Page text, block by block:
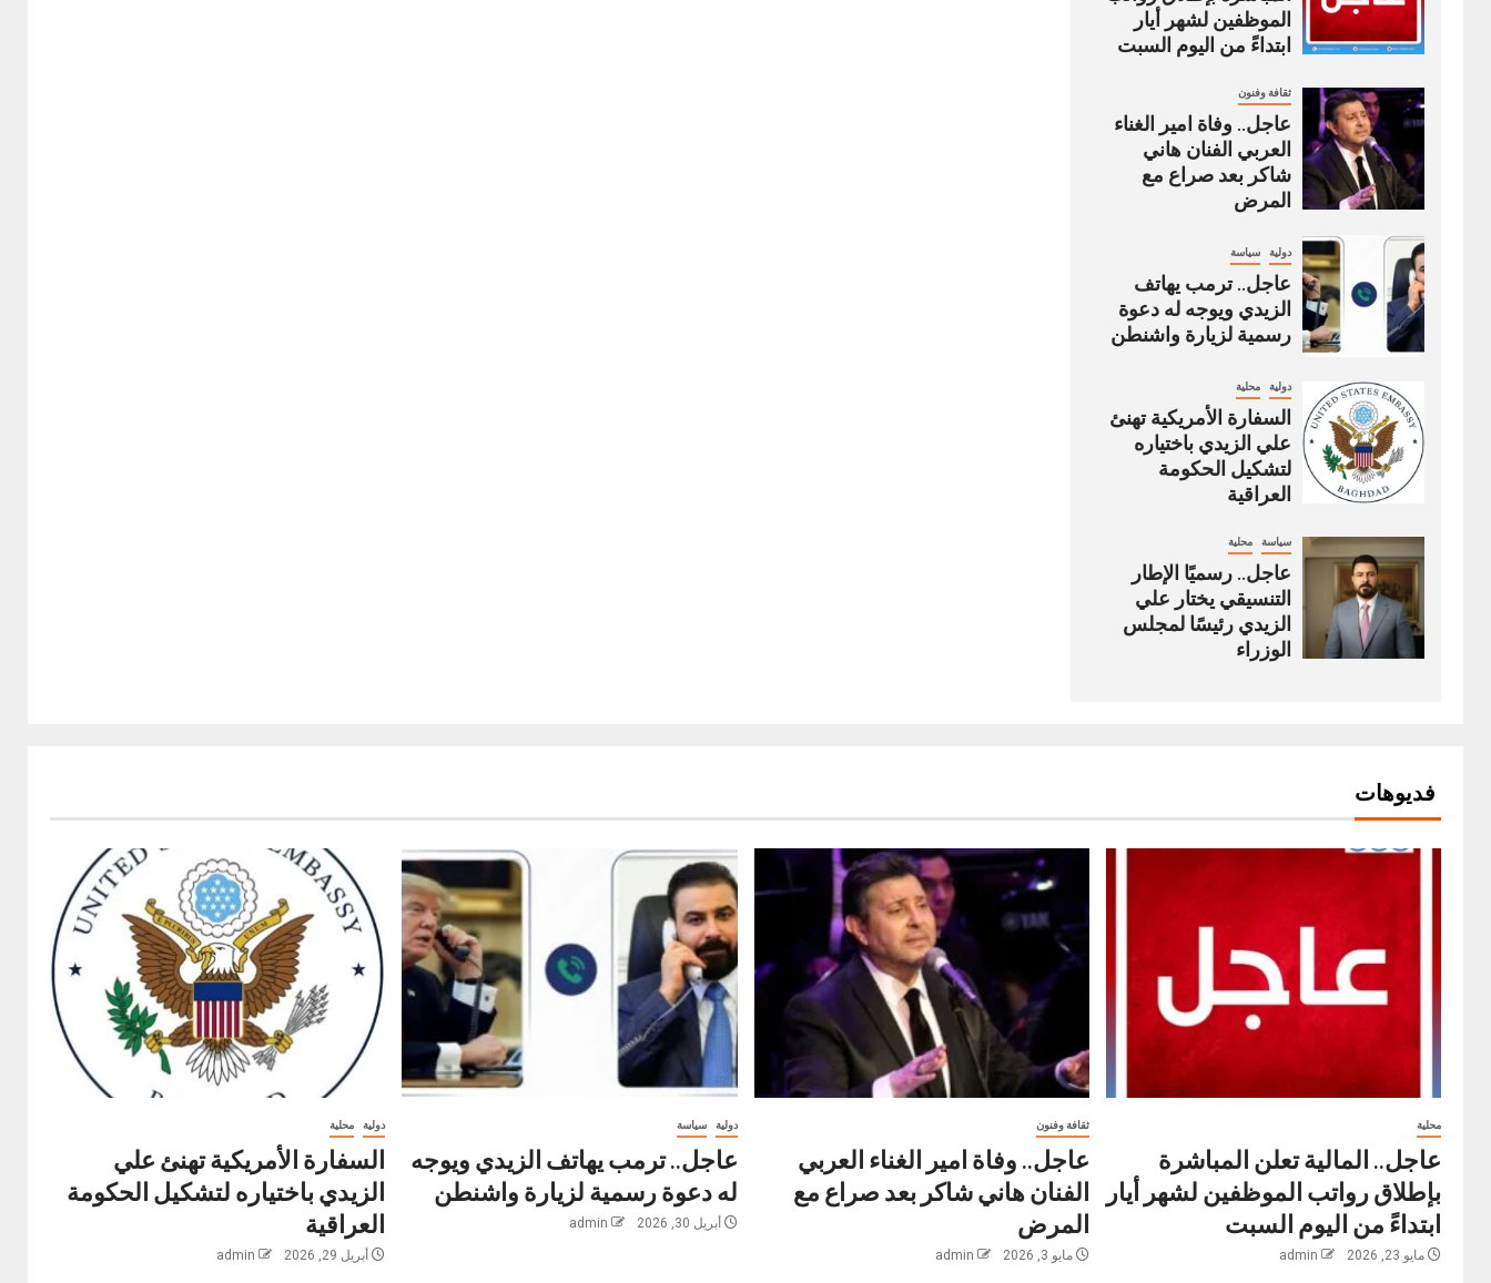
‏الموظفين لشهر أيار
ابتداءً من اليوم السبت
ثقافة وفنون
عاجل.. وفاة امير الغناء
العربي الفنان هاني
شاكر بعد صراع مع
المرض
دولية سياسة
عاجل.. ترمب يهاتف
الزيدي ويوجه له دعوة
رسمية لزيارة واشنطن
دولية محلية
السفارة الأمريكية تهنئ
علي الزيدي باختياره
لتشكيل الحكومة
العراقية
سياسة محلية
عاجل.. رسميًا الإطار
التنسيقي يختار علي
الزيدي رئيسًا لمجلس
الوزراء
فديوهات
محلية
عاجل.. المالية تعلن المباشرة
بإطلاق رواتب ‏الموظفين لشهر أيار
ابتداءً من اليوم السبت
مايو 23, 2026 admin
ثقافة وفنون
عاجل.. وفاة امير الغناء العربي
الفنان هاني شاكر بعد صراع مع
المرض
مايو 3, 2026 admin
دولية سياسة
عاجل.. ترمب يهاتف الزيدي ويوجه
له دعوة رسمية لزيارة واشنطن
أبريل 30, 2026 admin
دولية محلية
السفارة الأمريكية تهنئ علي
الزيدي باختياره لتشكيل الحكومة
العراقية
أبريل 29, 2026 admin